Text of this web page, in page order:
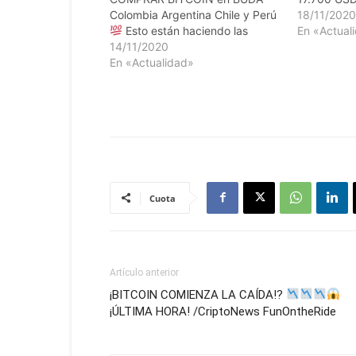
Colombia Argentina Chile y Perú
Esto están haciendo las
ballenas…. Tutorial como
comprar bitcoin y
ahorro en Bitcoin:…
14/11/2020
En «Actualidad»
fuerza
ahorro en
https://
18/11/2020
En
Cuota
Artículo anterior
¡BITCOIN COMIENZA LA CAÍDA!?
¡ÚLTIMA HORA! /CriptoNews FunOntheRide